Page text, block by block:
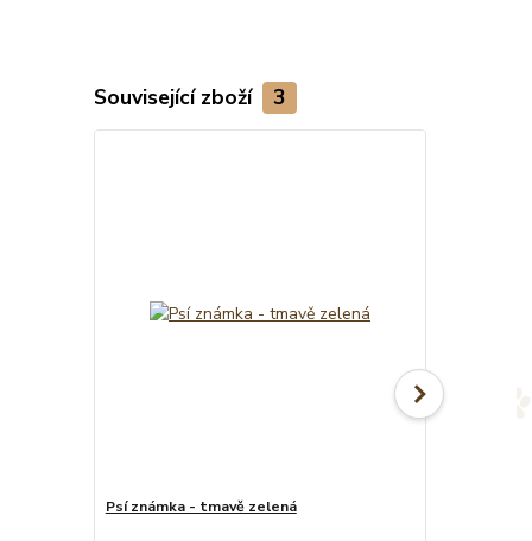
Související zboží 3
Psí známka - tmavě zelená